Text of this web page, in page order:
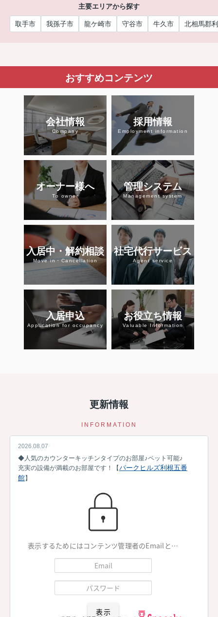
主要エリアから探す
取手市 我孫子市 龍ケ崎市 守谷市 牛久市 北相馬郡
おすすめコンテンツ
会社情報
Company
採用情報
Employment information
オーナー様へ
To owner
管理システム
Management system
入居中・解約相談
Move in・Cancellation
社宅代行サービス
Agent service
入居申込
Application for occupancy
お役立ち情報
Valuable Information
更新情報
INFORMATION
2026.08.07
◆ 人気のカウンターキッチンタイプのお部屋♪ペット可能♪
充実の設備が満載のお部屋です！【パークヒルズ利根五番
館】